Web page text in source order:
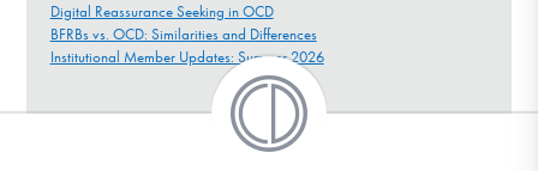
Digital Reassurance Seeking in OCD
BFRBs vs. OCD: Similarities and Differences
Institutional Member Updates: Summer 2026